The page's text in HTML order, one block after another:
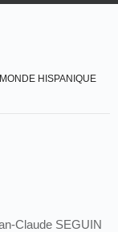
HISPANIQUE
Claude SEGUIN